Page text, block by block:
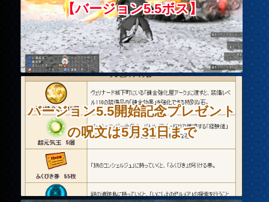
【バージョン5.5ボス】
バージョン5.5開始記念プレゼント
の呪文は5月31日まで